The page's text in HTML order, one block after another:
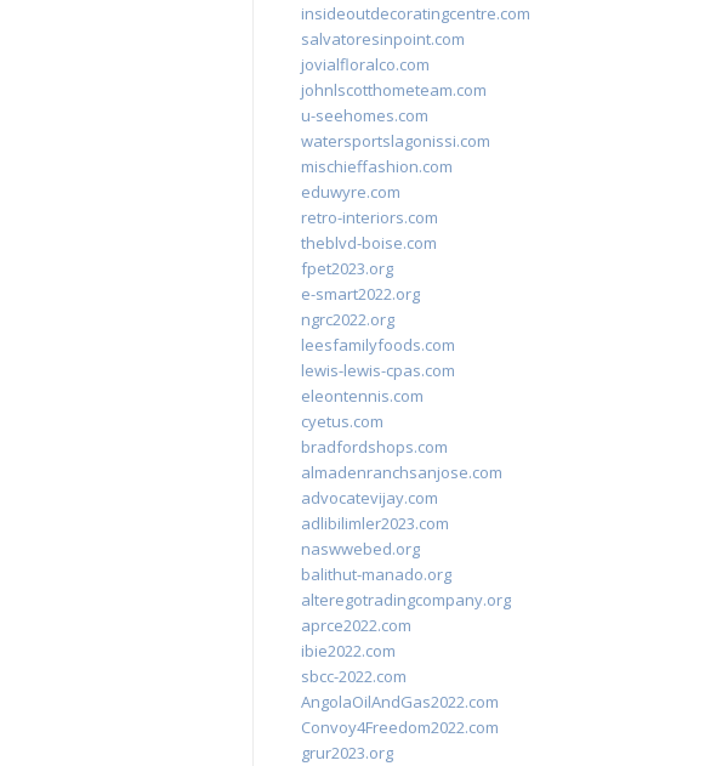
insideoutdecoratingcentre.com
salvatoresinpoint.com
jovialfloralco.com
johnlscotthometeam.com
u-seehomes.com
watersportslagonissi.com
mischieffashion.com
eduwyre.com
retro-interiors.com
theblvd-boise.com
fpet2023.org
e-smart2022.org
ngrc2022.org
leesfamilyfoods.com
lewis-lewis-cpas.com
eleontennis.com
cyetus.com
bradfordshops.com
almadenranchsanjose.com
advocatevijay.com
adlibilimler2023.com
naswwebed.org
balithut-manado.org
alteregotradingcompany.org
aprce2022.com
ibie2022.com
sbcc-2022.com
AngolaOilAndGas2022.com
Convoy4Freedom2022.com
grur2023.org